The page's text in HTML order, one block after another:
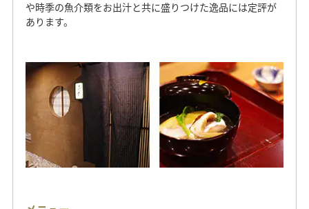
や時季の魚介類をお出汁と共に盛りつけた逸品には定評が
あります。